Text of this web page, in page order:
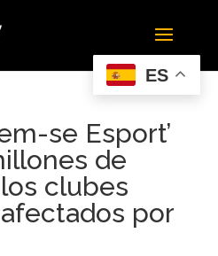
se Esport’
de
clubes
por
ES